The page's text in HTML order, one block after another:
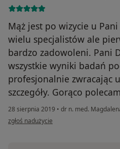
Mąż jest po wizycie u
wielu specjalistów ale
bardzo zadowoleni. Pani
wszystkie wyniki badań
profesjonalnie zwracając
szczegóły. Gorąco polecam
28 sierpnia 2019 • dr n. med.
w opinii użytkownika Konto zostało
zgłoś nadużycie